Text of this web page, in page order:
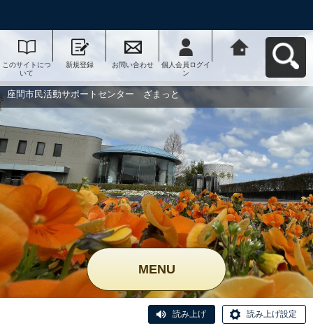
このサイトにつ
いて
新規登録 お問い合わせ
個人会員ログイ
ン
ー ざまっとへ
座間市民活動サポートセンター ざまっと
MENU
読み上げ 読み上げ設定